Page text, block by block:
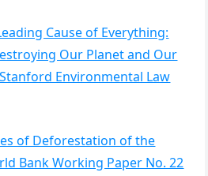
Cause of Everything:
Our Planet and Our
Environmental Law
of Deforestation of the
Bank Working Paper No. 22